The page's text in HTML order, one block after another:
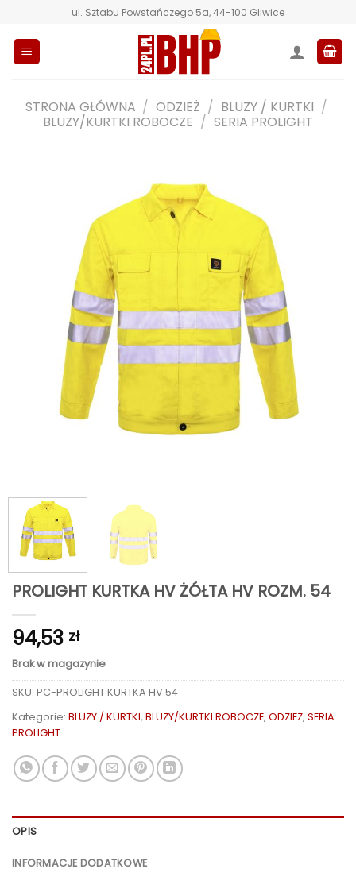
zawartości
ul. Sztabu Powstańczego 5a, 44-100 Gliwice
STRONA GŁÓWNA / ODZIEŻ / BLUZY / KURTKI /
BLUZY/KURTKI ROBOCZE / SERIA PROLIGHT
PROLIGHT KURTKA HV ŻÓŁTA HV ROZM. 54
94,53 zł
Brak w magazynie
SKU: PC-PROLIGHT KURTKA HV 54
Kategorie: BLUZY / KURTKI, BLUZY/KURTKI ROBOCZE, ODZIEŻ, SERIA
PROLIGHT
OPIS
INFORMACJE DODATKOWE